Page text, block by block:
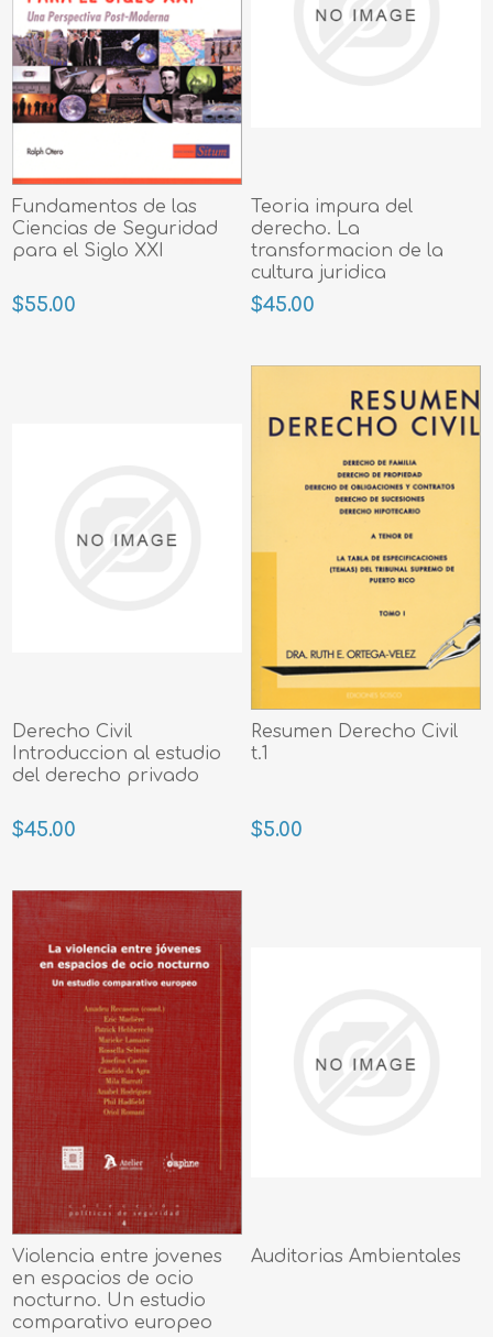
Fundamentos de las
Ciencias de Seguridad
para el Siglo XXI
$55.00
Teoria impura del
derecho. La
transformacion de la
cultura juridica
latinoamericana
$45.00
Derecho Civil
Introduccion al estudio
del derecho privado
$45.00
Resumen Derecho Civil
t.1
$5.00
Violencia entre jovenes
en espacios de ocio
nocturno. Un estudio
comparativo europeo
Auditorias Ambientales